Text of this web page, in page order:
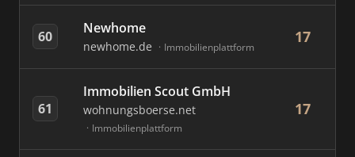
60 Newhome
newhome.de Immobilienplattform
17
61
Immobilien Scout GmbH
wohnungsboerse.net
Immobilienplattform
17